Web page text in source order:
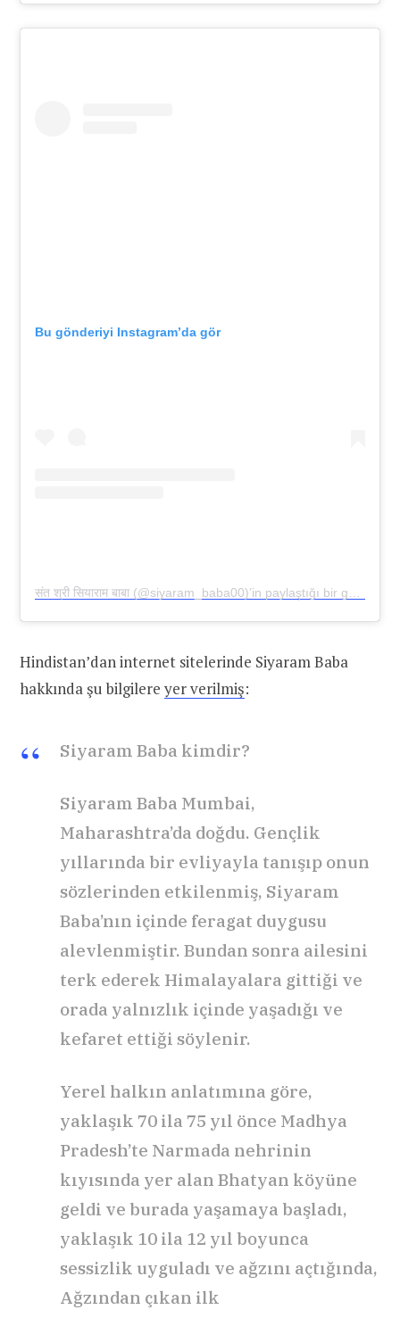
Bu gönderiyi Instagram’da gör
Hindistan’dan internet sitelerinde Siyaram Baba
hakkında şu bilgilere yer verilmiş:
Siyaram Baba kimdir?
Siyaram Baba Mumbai,
Maharashtra’da doğdu. Gençlik
yıllarında bir evliyayla tanışıp onun
sözlerinden etkilenmiş, Siyaram
Baba’nın içinde feragat duygusu
alevlenmiştir. Bundan sonra ailesini
terk ederek Himalayalara gittiği ve
orada yalnızlık içinde yaşadığı ve
kefaret ettiği söylenir.
Yerel halkın anlatımına göre,
yaklaşık 70 ila 75 yıl önce Madhya
Pradesh’te Narmada nehrinin
kıyısında yer alan Bhatyan köyüne
geldi ve burada yaşamaya başladı,
yaklaşık 10 ila 12 yıl boyunca
sessizlik uyguladı ve ağzını açtığında,
Ağzından çıkan ilk